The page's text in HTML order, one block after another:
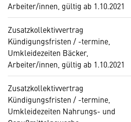
Arbeiter/innen, gültig ab 1.10.2021
Zusatzkollektivvertrag
Kündigungsfristen / -termine,
Umkleidezeiten Bäcker,
Arbeiter/innen, gültig ab 1.10.2021
Zusatzkollektivvertrag
Kündigungsfristen / -termine,
Umkleidezeiten Nahrungs- und